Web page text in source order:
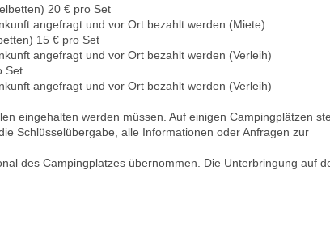
20 € pro Set
angefragt und vor Ort bezahlt werden (Miete)
15 € pro Set
angefragt und vor Ort bezahlt werden (Verleih)
Set
angefragt und vor Ort bezahlt werden (Verleih)
eingehalten werden müssen. Auf einigen Campingplätzen
Schlüsselübergabe, alle Informationen oder Anfragen zur
des Campingplatzes übernommen. Die Unterbringung auf